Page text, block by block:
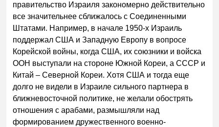
правительство Израиля закономерно действительно
все значительнее сближалось с Соединенными
Штатами. Например, в начале 1950-х Израиль
поддержал США и Западную Европу в вопросе
Корейской войны, когда США, их союзники и войска
ООН выступали на стороне Южной Кореи, а СССР и
Китай – Северной Кореи. Хотя США и тогда еще
долго не видели в Израиле сильного партнера в
ближневосточной политике, не желали обострять
отношения с арабами, размышляли над
формированием дружественного военно-